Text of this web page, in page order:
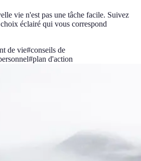
vie n'est pas une tâche facile. Suivez
éclairé qui vous correspond
de vie#conseils de
#plan d'action